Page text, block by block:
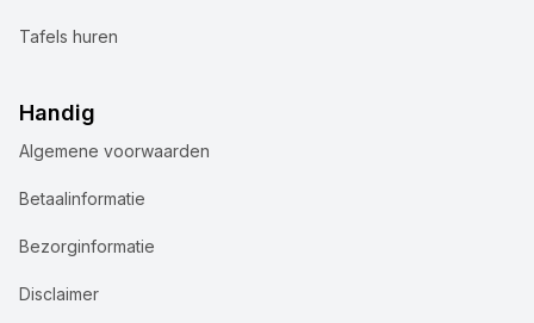
Tafels huren
Handig
Algemene voorwaarden
Betaalinformatie
Bezorginformatie
Disclaimer
Wij gebruiken cookies
Bij Accuraat Verhuur maken we gebruik van cookies en
doeleinden. We plaatsen functionele cookies om onze